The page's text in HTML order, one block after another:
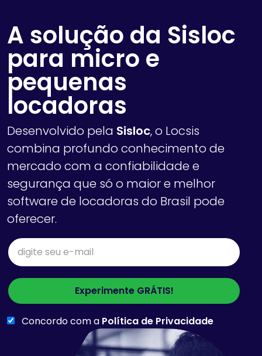
A solução da Sisloc
para micro e
pequenas
locadoras
Desenvolvido pela Sisloc, o Locsis
combina profundo conhecimento de
mercado com a confiabilidade e
segurança que só o maior e melhor
software de locadoras do Brasil pode
oferecer.
E-mail
Concordo com a Política de Privacidade
Experimente GRÁTIS!